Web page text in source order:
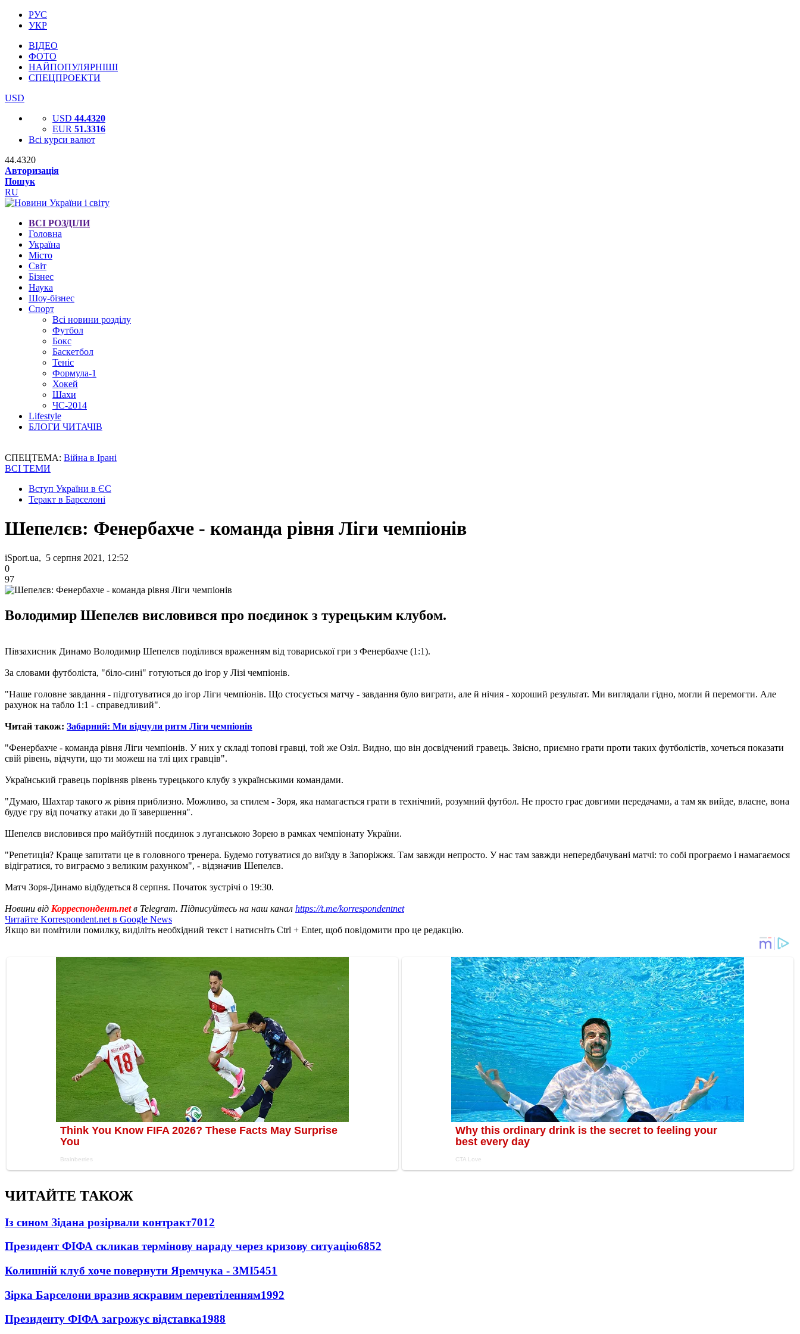
РУС
УКР
ВІДЕО
ФОТО
НАЙПОПУЛЯРНІШІ
СПЕЦПРОЕКТИ
USD
USD 44.4320
EUR 51.3316
Всі курси валют
44.4320
Авторизація
Пошук
RU
ВСІ РОЗДІЛИ
Головна
Україна
Місто
Світ
Бізнес
Наука
Шоу-бізнес
Спорт
Всі новини розділу
Футбол
Бокс
Баскетбол
Теніс
Формула-1
Хокей
Шахи
ЧС-2014
Lifestyle
БЛОГИ ЧИТАЧІВ
СПЕЦТЕМА: Війна в Ірані
ВСІ ТЕМИ
Вступ України в ЄС
Теракт в Барселоні
Шепелєв: Фенербахче - команда рівня Ліги чемпіонів
iSport.ua, 5 серпня 2021, 12:52
0
97
Володимир Шепелєв висловився про поєдинок з турецьким клубом.
Півзахисник Динамо Володимир Шепелєв поділився враженням від товариської гри з Фенербахче (1:1).
За словами футболіста, "біло-сині" готуються до ігор у Лізі чемпіонів.
"Наше головне завдання - підготуватися до ігор Ліги чемпіонів. Що стосується матчу - завдання було виграти, але й нічия - хороший результат. Ми виглядали гідно, могли й перемогти. Але
рахунок на табло 1:1 - справедливий".
Читай також: Забарний: Ми відчули ритм Ліги чемпіонів
"Фенербахче - команда рівня Ліги чемпіонів. У них у складі топові гравці, той же Озіл. Видно, що він досвідчений гравець. Звісно, приємно грати проти таких футболістів, хочеться показати
свій рівень, відчути, що ти можеш на тлі цих гравців".
Український гравець порівняв рівень турецького клубу з українськими командами.
"Думаю, Шахтар такого ж рівня приблизно. Можливо, за стилем - Зоря, яка намагається грати в технічний, розумний футбол. Не просто грає довгими передачами, а там як вийде, власне, вона
будує гру від початку атаки до її завершення".
Шепелєв висловився про майбутній поєдинок з луганською Зорею в рамках чемпіонату України.
"Репетиція? Краще запитати це в головного тренера. Будемо готуватися до виїзду в Запоріжжя. Там завжди непросто. У нас там завжди непередбачувані матчі: то собі програємо і намагаємося
відігратися, то виграємо з великим рахунком", - відзначив Шепелєв.
Матч Зоря-Динамо відбудеться 8 серпня. Початок зустрічі о 19:30.
Новини від Корреспондент.netв Telegram. Підписуйтесь на наш канал https://t.me/korrespondentnet
Читайте Korrespondent.net в Google News
Якщо ви помітили помилку, виділіть необхідний текст і натисніть Ctrl + Enter, щоб повідомити про це редакцію.
ЧИТАЙТЕ ТАКОЖ
Із сином Зідана розірвали контракт7012
Президент ФІФА скликав термінову нараду через кризову ситуацію6852
Колишній клуб хоче повернути Яремчука - ЗМІ5451
Зірка Барселони вразив яскравим перевтіленням1992
Президенту ФІФА загрожує відставка1988